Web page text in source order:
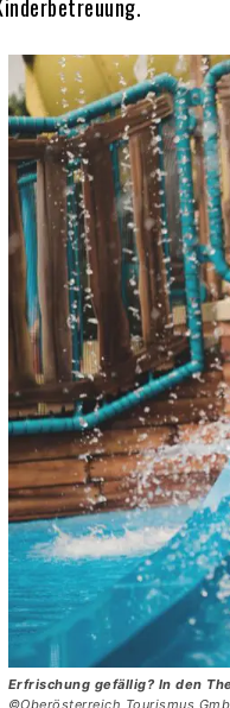
Erfrischung gefällig? In den
©Oberösterreich Tourismus